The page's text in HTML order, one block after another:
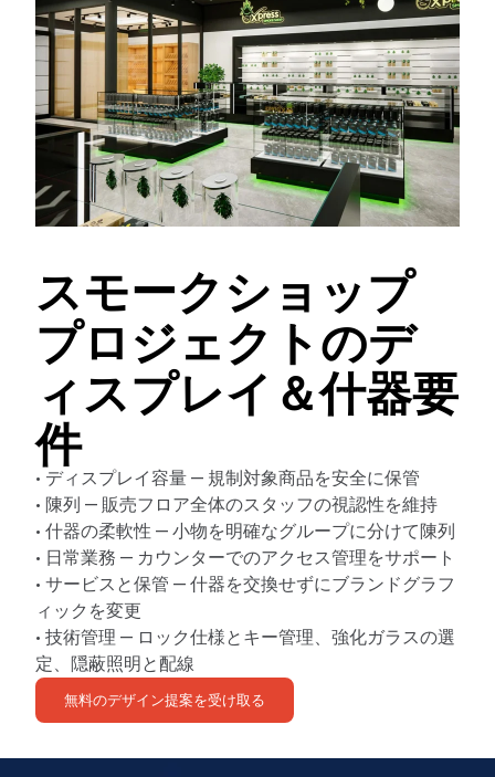
スモークショップ
プロジェクトのデ
ィスプレイ＆什器要
件
• ディスプレイ容量 — 規制対象商品を安全に保管
• 陳列 — 販売フロア全体のスタッフの視認性を維持
• 什器の柔軟性 — 小物を明確なグループに分けて陳列
• 日常業務 — カウンターでのアクセス管理をサポート
• サービスと保管 — 什器を交換せずにブランドグラフ
ィックを変更
• 技術管理 — ロック仕様とキー管理、強化ガラスの選
定、隠蔽照明と配線
無料のデザイン提案を受け取る